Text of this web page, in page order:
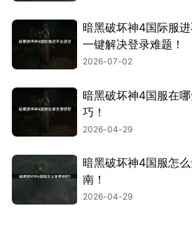
暗黑破坏神4国际服
一键解决登录难题！
2026-07-02
暗黑破坏神4国服在
巧！
2026-04-29
暗黑破坏神4国服怎
南！
2026-04-29